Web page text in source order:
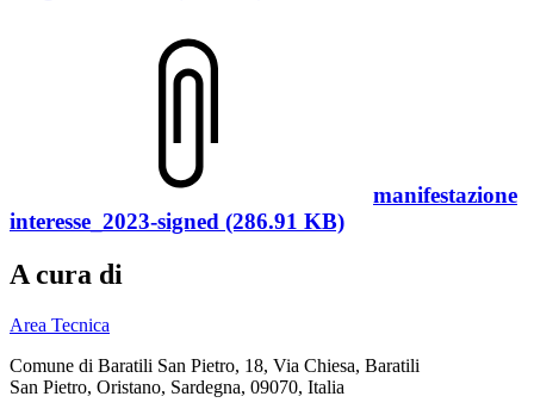
manifestazione
interesse_2023-signed (286.91 KB)
A cura di
Area Tecnica
Comune di Baratili San Pietro, 18, Via Chiesa, Baratili
San Pietro, Oristano, Sardegna, 09070, Italia